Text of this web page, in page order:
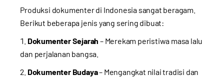
Produksi dokumenter di Indonesia sangat beragam.
Berikut beberapa jenis yang sering dibuat:
Dokumenter Sejarah – Merekam peristiwa masa lalu
dan perjalanan bangsa.
Dokumenter Budaya– Mengangkat nilai tradisi dan